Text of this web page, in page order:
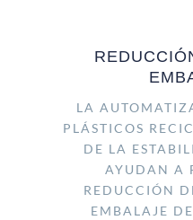
LA
PLÁSTICOS
DE LA
AYUDAN A
REDUCCIÓN
EMBALAJE